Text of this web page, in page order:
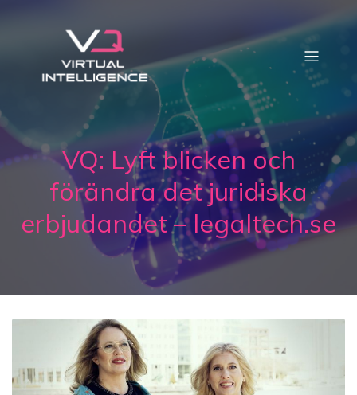
VQ: Lyft blicken och
förändra det juridiska
erbjudandet – legaltech.se